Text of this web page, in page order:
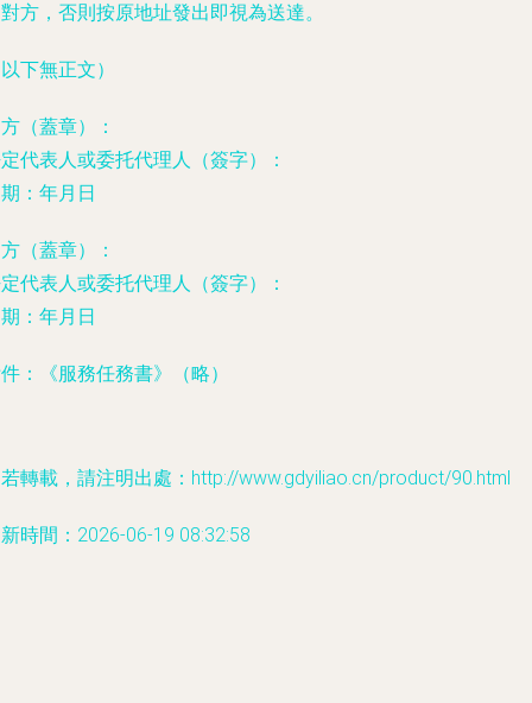
方，否則按原地址發出即視為送達。
下無正文）
（蓋章）：
代表人或委托代理人（簽字）：
： 年月 日
（蓋章）：
代表人或委托代理人（簽字）：
： 年月 日
：《服務任務書》（略）
轉載，請注明出處：http://www.gdyiliao.cn/product/90.html
時間：2026-06-19 08:32:58